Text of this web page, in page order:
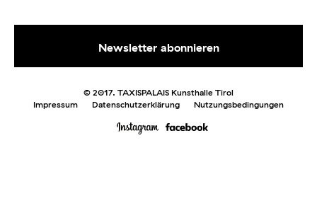
© 2017. TAXISPALAIS Kunsthalle Tirol
Impressum
Datenschutzerklärung Nutzungsbedingungen